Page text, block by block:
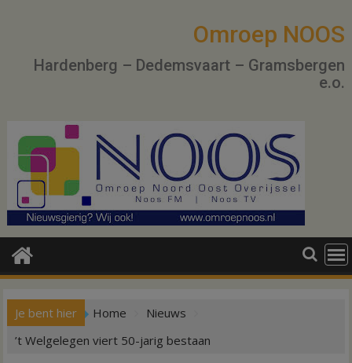
Omroep NOOS
Hardenberg – Dedemsvaart – Gramsbergen
e.o.
Je bent hier Home
Nieuws
’t Welgelegen viert 50-jarig bestaan